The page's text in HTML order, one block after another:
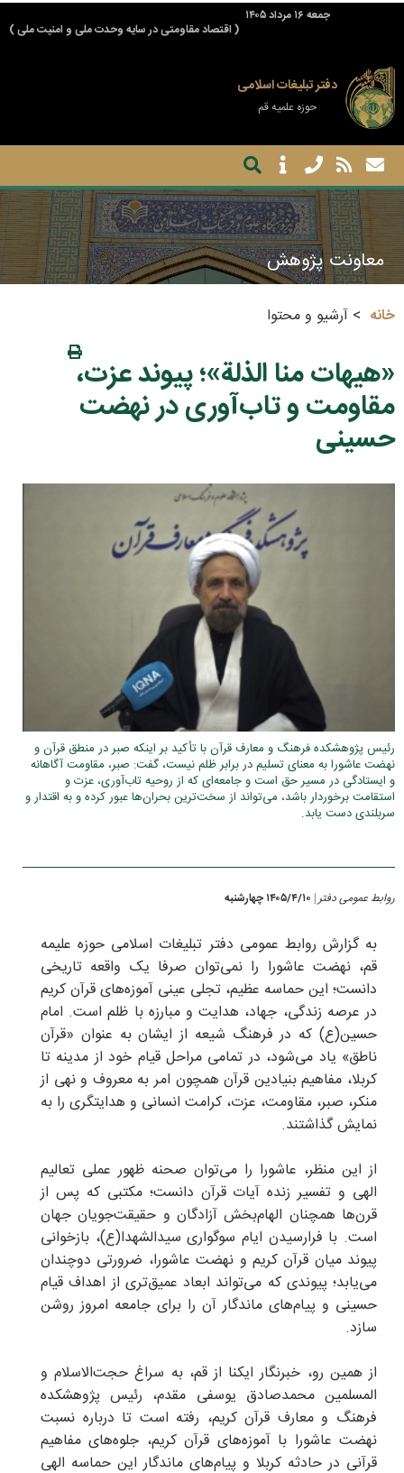
جمعه ۱۶ مرداد ۱۴۰۵
( اقتصاد مقاومتی در سایه وحدت ملی و امنیت ملی )
دفتر تبلیغات اسلامی
حوزه علمیه قم
معاونت پژوهش
خانه آرشیو و محتوا
«هیهات منا الذلة»؛ پیوند عزت،
مقاومت و تاب‌آوری در نهضت
حسینی
رئیس پژوهشکده فرهنگ و معارف قرآن با تأکید بر اینکه صبر در منطق قرآن و
نهضت عاشورا به معنای تسلیم در برابر ظلم نیست، گفت: صبر، مقاومت آگاهانه
و ایستادگی در مسیر حق است و جامعه‌ای که از روحیه تاب‌آوری، عزت و
استقامت برخوردار باشد، می‌تواند از سخت‌ترین بحران‌ها عبور کرده و به اقتدار و
سربلندی دست یابد.
روابط عمومی دفتر ۱۴۰۵/۴/۱۰ چهارشنبه
به گزارش روابط عمومی دفتر تبلیغات اسلامی حوزه علیمه
قم، نهضت عاشورا را نمی‌توان صرفا یک واقعه تاریخی
دانست؛ این حماسه عظیم، تجلی عینی آموزه‌های قرآن کریم
در عرصه زندگی، جهاد، هدایت و مبارزه با ظلم است. امام
حسین(ع) که در فرهنگ شیعه از ایشان به عنوان «قرآن
ناطق» یاد می‌شود، در تمامی مراحل قیام خود از مدینه تا
کربلا، مفاهیم بنیادین قرآن همچون امر به معروف و نهی از
منکر، صبر، مقاومت، عزت، کرامت انسانی و هدایتگری را به
نمایش گذاشتند.
از این منظر، عاشورا را می‌توان صحنه ظهور عملی تعالیم
الهی و تفسیر زنده آیات قرآن دانست؛ مکتبی که پس از
قرن‌ها همچنان الهام‌بخش آزادگان و حقیقت‌جویان جهان
است. با فرارسیدن ایام سوگواری سیدالشهدا(ع)، بازخوانی
پیوند میان قرآن کریم و نهضت عاشورا، ضرورتی دوچندان
می‌یابد؛ پیوندی که می‌تواند ابعاد عمیق‌تری از اهداف قیام
حسینی و پیام‌های ماندگار آن را برای جامعه امروز روشن
سازد.
از همین رو، خبرنگار ایکنا از قم، به سراغ حجت‌الاسلام و
المسلمین محمدصادق یوسفی مقدم، رئیس پژوهشکده
فرهنگ و معارف قرآن کریم، رفته است تا درباره نسبت
نهضت عاشورا با آموزه‌های قرآن کریم، جلوه‌های مفاهیم
قرآنی در حادثه کربلا و پیام‌های ماندگار این حماسه الهی